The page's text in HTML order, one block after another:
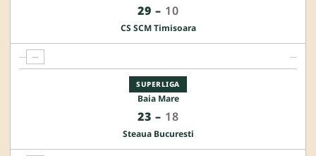
29 – 10
CS SCM Timisoara
SUPERLIGA
Baia Mare
23 – 18
Steaua Bucuresti
— — —